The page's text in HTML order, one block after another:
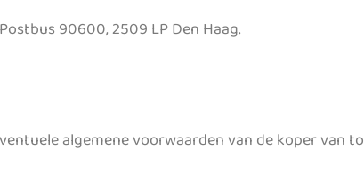
90600, 2509 LP Den Haag.
algemene voorwaarden van de koper van